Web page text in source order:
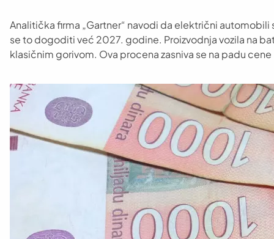
Analitička firma „Gartner“ navodi da električni
se to dogoditi već 2027. godine. Proizvodnja vozila na
klasičnim gorivom. Ova procena zasniva se na padu